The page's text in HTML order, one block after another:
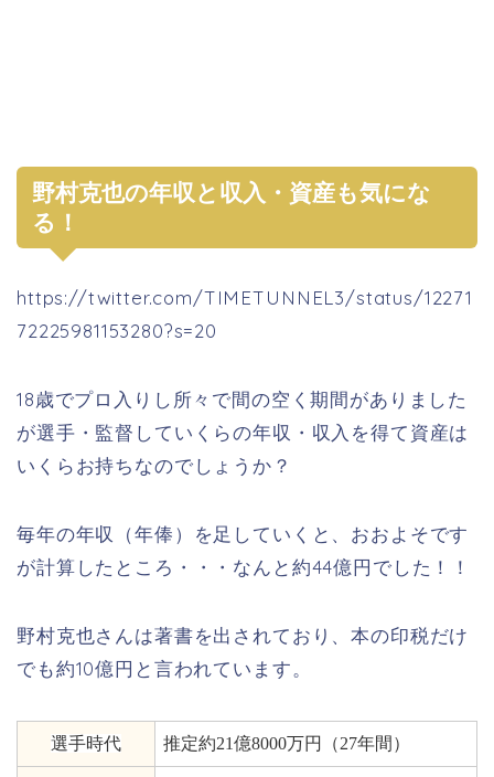
野村克也の年収と収入・資産も気にな
る！
https://twitter.com/TIMETUNNEL3/status/12271
72225981153280?s=20
18歳でプロ入りし所々で間の空く期間がありました
が選手・監督していくらの年収・収入を得て資産は
いくらお持ちなのでしょうか？
毎年の年収（年俸）を足していくと、おおよそです
が計算したところ・・・なんと約44億円でした！！
野村克也さんは著書を出されており、本の印税だけ
でも約10億円と言われています。
選手時代 推定約21億8000万円（27年間）